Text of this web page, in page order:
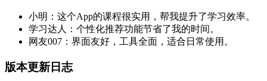
小明：这个App的课程很实用，帮我提升了学习效率。
学习达人：个性化推荐功能节省了我的时间。
网友007：界面友好，工具全面，适合日常使用。
版本更新日志